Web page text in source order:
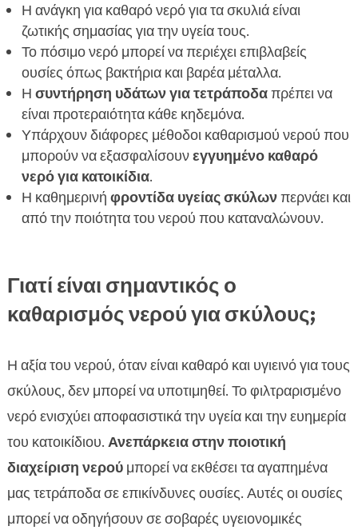
 Ο ρόλος της υγρασίας στην καλή διαβίωση του
σκύλου
Τρόποι για να τονώσετε την κατανάλωση νερού
από τον σκύλο σας
 Τα οφέλη της κα
 FAQ
Η ανάγκη για καθαρό νερό για τα σκυλιά είναι
ζωτικής σημασίας για την υγεία τους.
Το πόσιμο νερό μπορεί να περιέχει επιβλαβείς
ουσίες όπως βακτήρια και βαρέα μέταλλα.
Η συντήρηση υδάτων για τετράποδαπρέπει να
είναι προτεραιότητα κάθε κηδεμόνα.
Υπάρχουν διάφορες μέθοδοι καθαρισμού νερού που
μπορούν να εξασφαλίσουνεγγυημένο καθαρό
νερό για κατοικίδια.
Η καθημερινή φροντίδα υγείας σκύλωνπερνάει και
από την ποιότητα του νερού που καταναλώνουν.
Γιατί είναι σημαντικός ο
καθαρισμός νερού για σκύλους;
Η αξία του νερού, όταν είναι καθαρό και υγιεινό για τους
σκύλους, δεν μπορεί να υποτιμηθεί. Το φιλτραρισμένο
νερό ενισχύει αποφασιστικά την υγεία και την ευημερία
του κατοικίδιου. Ανεπάρκεια στην ποιοτική
διαχείριση νερούμπορεί να εκθέσει τα αγαπημένα
μας τετράποδα σε επικίνδυνες ουσίες. Αυτές οι ουσίες
μπορεί να οδηγήσουν σε σοβαρές υγειονομικές